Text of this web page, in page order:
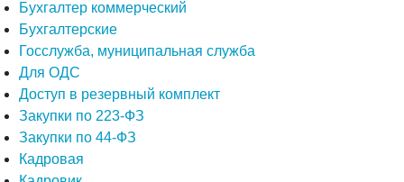
Бухгалтер коммерческий
Бухгалтерские
Госслужба, муниципальная служба
Для ОДС
Доступ в резервный комплект
Закупки по 223-ФЗ
Закупки по 44-ФЗ
Кадровая